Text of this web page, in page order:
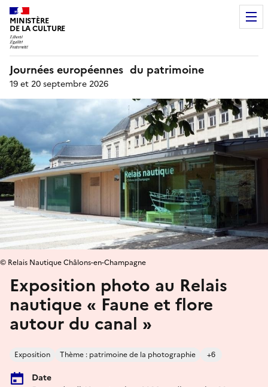
MINISTÈRE
DE LA CULTURE
Journées européennes du patrimoine
19 et 20 septembre 2026
Exposition photo au Relais
nautique « Faune et flore
autour du canal »
Exposition Thème : patrimoine de la photographie +6
Date
© Relais Nautique Châlons-en-Champagne